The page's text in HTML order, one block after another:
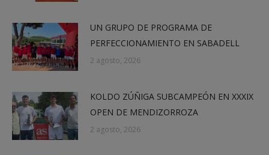
UN GRUPO DE PROGRAMA DE
PERFECCIONAMIENTO EN SABADELL
2 agosto, 2026
KOLDO ZÚÑIGA SUBCAMPEÓN EN XXXIX
OPEN DE MENDIZORROZA
2 agosto, 2026